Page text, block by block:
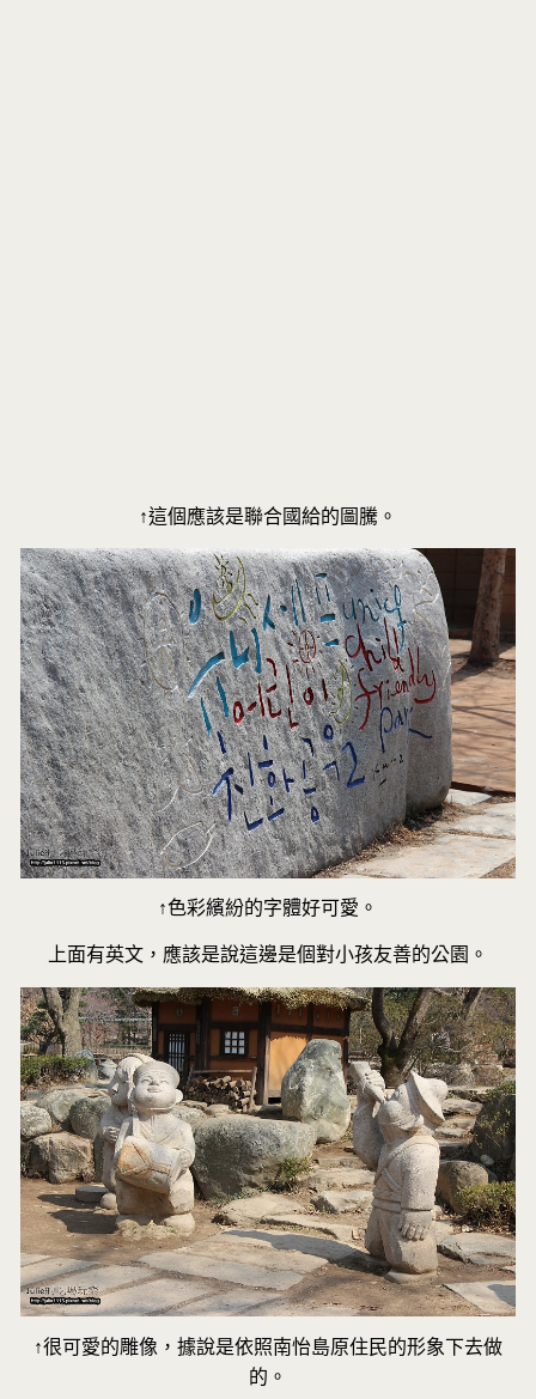
↑這個應該是聯合國給的圖騰。
↑色彩繽紛的字體好可愛。
上面有英文，應該是說這邊是個對小孩友善的公園。
↑很可愛的雕像，據說是依照南怡島原住民的形象下去做
的。